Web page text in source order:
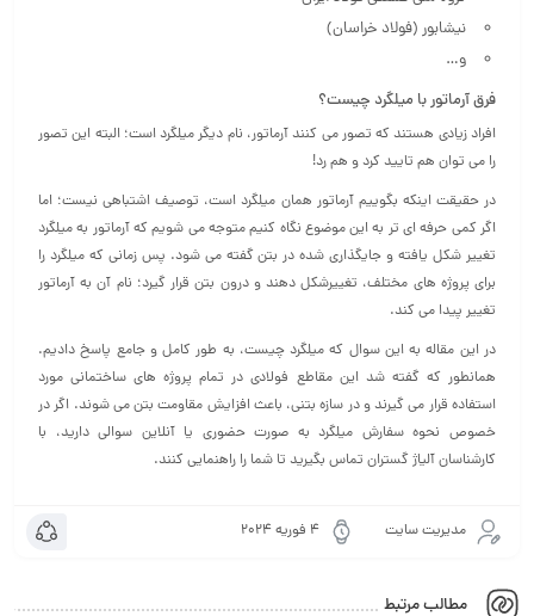
نیشابور (فولاد خراسان)
و…
فرق آرماتور با میلگرد چیست؟
افراد زیادی هستند که تصور می کنند آرماتور، نام دیگر میلگرد است؛ البته این تصور
را می توان هم تایید کرد و هم رد!
در حقیقت اینکه بگوییم آرماتور همان میلگرد است، توصیف اشتباهی نیست؛ اما
اگر کمی حرفه ای تر به این موضوع نگاه کنیم متوجه می شویم که آرماتور به میلگرد
تغییر شکل یافته و جایگذاری شده در بتن گفته می شود. پس زمانی که میلگرد را
برای پروژه های مختلف، تغییرشکل دهند و درون بتن قرار گیرد؛ نام آن به آرماتور
تغییر پیدا می کند.
در این مقاله به این سوال که میلگرد چیست، به طور کامل و جامع پاسخ دادیم.
همانطور که گفته شد این مقاطع فولادی در تمام پروژه های ساختمانی مورد
استفاده قرار می گیرند و در سازه بتنی، باعث افزایش مقاومت بتن می شوند. اگر در
خصوص نحوه سفارش میلگرد به صورت حضوری یا آنلاین سوالی دارید، با
کارشناسان آلیاژ گستران تماس بگیرید تا شما را راهنمایی کنند.
مدیریت سایت 4 فوریه 2024
مطالب مرتبط